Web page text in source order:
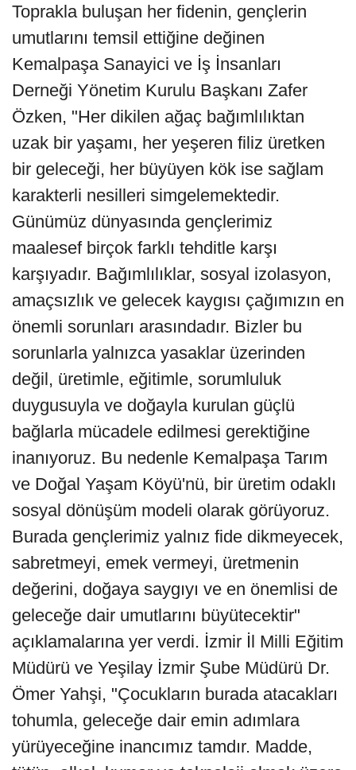
Toprakla buluşan her fidenin, gençlerin
umutlarını temsil ettiğine değinen
Kemalpaşa Sanayici ve İş İnsanları
Derneği Yönetim Kurulu Başkanı Zafer
Özken, "Her dikilen ağaç bağımlılıktan
uzak bir yaşamı, her yeşeren filiz üretken
bir geleceği, her büyüyen kök ise sağlam
karakterli nesilleri simgelemektedir.
Günümüz dünyasında gençlerimiz
maalesef birçok farklı tehditle karşı
karşıyadır. Bağımlılıklar, sosyal izolasyon,
amaçsızlık ve gelecek kaygısı çağımızın en
önemli sorunları arasındadır. Bizler bu
sorunlarla yalnızca yasaklar üzerinden
değil, üretimle, eğitimle, sorumluluk
duygusuyla ve doğayla kurulan güçlü
bağlarla mücadele edilmesi gerektiğine
inanıyoruz. Bu nedenle Kemalpaşa Tarım
ve Doğal Yaşam Köyü'nü, bir üretim odaklı
sosyal dönüşüm modeli olarak görüyoruz.
Burada gençlerimiz yalnız fide dikmeyecek,
sabretmeyi, emek vermeyi, üretmenin
değerini, doğaya saygıyı ve en önemlisi de
geleceğe dair umutlarını büyütecektir"
açıklamalarına yer verdi. İzmir İl Milli Eğitim
Müdürü ve Yeşilay İzmir Şube Müdürü Dr.
Ömer Yahşi, "Çocukların burada atacakları
tohumla, geleceğe dair emin adımlara
yürüyeceğine inancımız tamdır. Madde,